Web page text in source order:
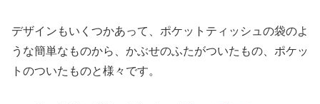
デザインもいくつかあって、ポケットティッシュの袋のよ
うな簡単なものから、かぶせのふたがついたもの、ポケッ
トのついたものと様々です。